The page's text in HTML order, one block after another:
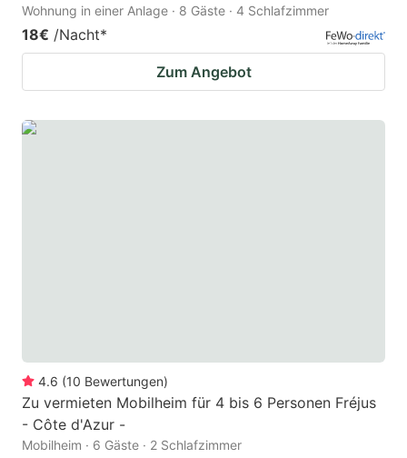
Wohnung in einer Anlage · 8 Gäste · 4 Schlafzimmer
18€ /Nacht*
Zum Angebot
4.6 (10 Bewertungen)
Zu vermieten Mobilheim für 4 bis 6 Personen Fréjus
- Côte d'Azur -
Mobilheim · 6 Gäste · 2 Schlafzimmer